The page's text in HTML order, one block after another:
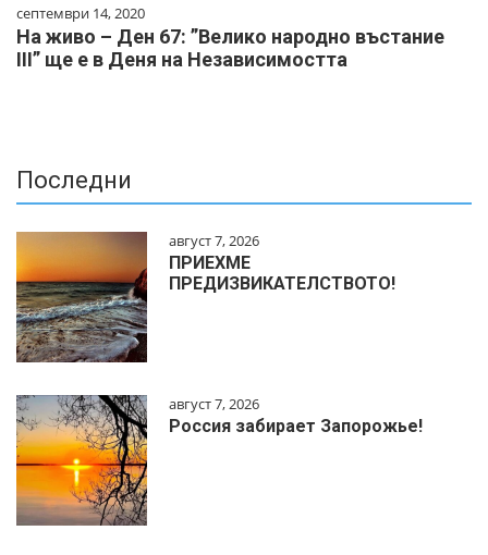
септември 14, 2020
На живо – Ден 67: ”Велико народно въстание
ІІІ” ще е в Деня на Независимостта
Последни
август 7, 2026
ПРИЕХМЕ
ПРЕДИЗВИКАТЕЛСТВОТО!
август 7, 2026
Россия забирает Запорожье!